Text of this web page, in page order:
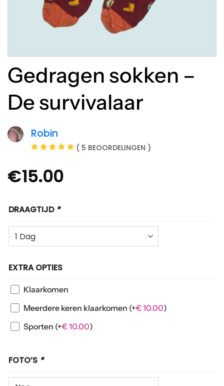
Gedragen sokken –
De survivalaar
Robin
( 5 BEOORDELINGEN )
€15.00
DRAAGTIJD *
EXTRA OPTIES
Klaarkomen
Meerdere keren klaarkomen (+€10.00)
Sporten (+€10.00)
FOTO’S *